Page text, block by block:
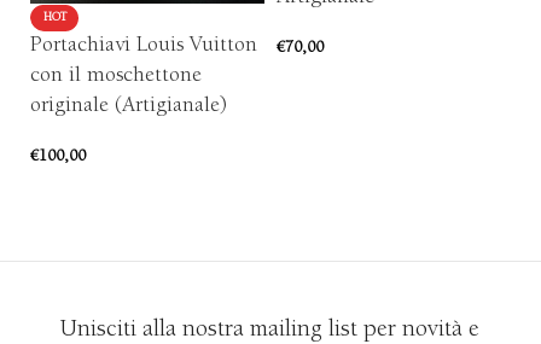
HOT
Portachiavi Louis Vuitton
con il moschettone
originale (Artigianale)
€100,00
€70,00
Unisciti alla nostra mailing list per novità e